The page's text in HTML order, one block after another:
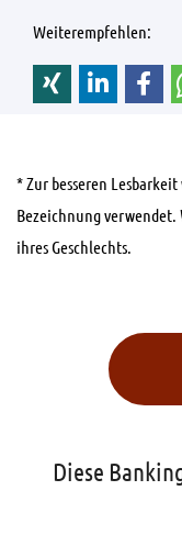
Weiterempfehlen:
* Zur besseren
Bezeichnung
ihres Geschlechts.
Diese